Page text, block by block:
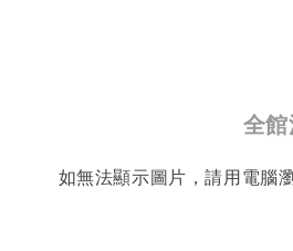
全
如無法顯示圖片，請用電腦